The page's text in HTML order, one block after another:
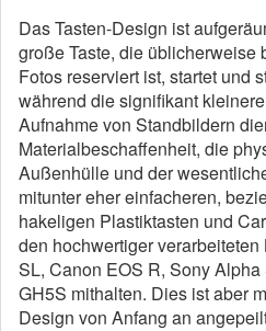
Das Tasten-Design ist
große Taste, die üblicherweise
Fotos reserviert ist, startet und
während die signifikant
Aufnahme von Standbildern
Materialbeschaffenheit, die
Außenhülle und der
mitunter eher einfacheren,
hakeligen Plastiktasten und
den hochwertiger
SL, Canon EOS R, Sony
GH5S mithalten. Dies ist aber
Design von Anfang an